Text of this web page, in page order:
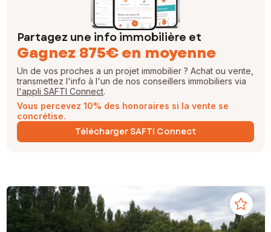
Partagez une info immobilière et
Gagnez 875€ en moyenne
Un de vos proches a un projet immobilier ? Achat ou vente,
transmettez l'info à l'un de nos conseillers immobiliers via
l'appli SAFTI Connect.
Vous percevez 10% des honoraires si la vente se
concrétise.
Télécharger SAFTI Connect